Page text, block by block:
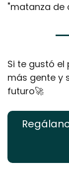
"matanza de
Si te gustó
más gente y
futuro🚀